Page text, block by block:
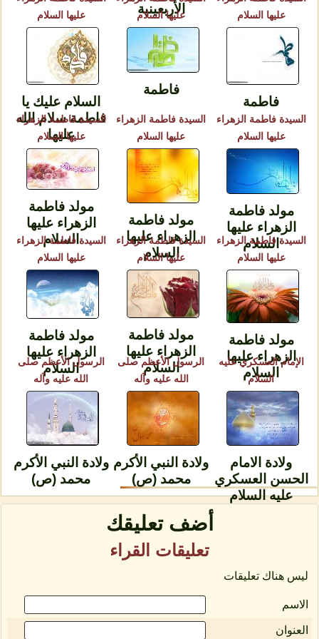
الأربعينية
عليها السلام
فاطمة
عليها السلام
فاطمة
عليها السلام
السلام عليك يا
فاطمة سلام الله
عليها
السيدة فاطمة الزهراء
عليها السلام
مولد فاطمة
الزهراء عليها
السلام
السيدة فاطمة الزهراء
عليها السلام
مولد فاطمة
الزهراء عليها
السلام
السيدة فاطمة الزهراء
عليها السلام
مولد فاطمة
الزهراء عليها
السلام
السيدة فاطمة الزهراء
عليها السلام
مولد فاطمة
الزهراء عليها
السلام
السيدة فاطمة الزهراء
عليها السلام
مولد فاطمة
الزهراء عليها
السلام
السيدة فاطمة الزهراء
عليها السلام
مولد فاطمة
الزهراء عليها
السلام
الإمام العسكري عليه
السلام
ولادة الامام
الحسن العسكري
عليه السلام
الرسول الأعظم صلى
الله عليه وآله
ولادة النبي الأكرم
محمد (ص)
الرسول الأعظم صلى
الله عليه وآله
ولادة النبي الأكرم
محمد (ص)
أضف تعليقك
تعليقات القراء
ليس هناك تعليقات
الاسم
العنوان